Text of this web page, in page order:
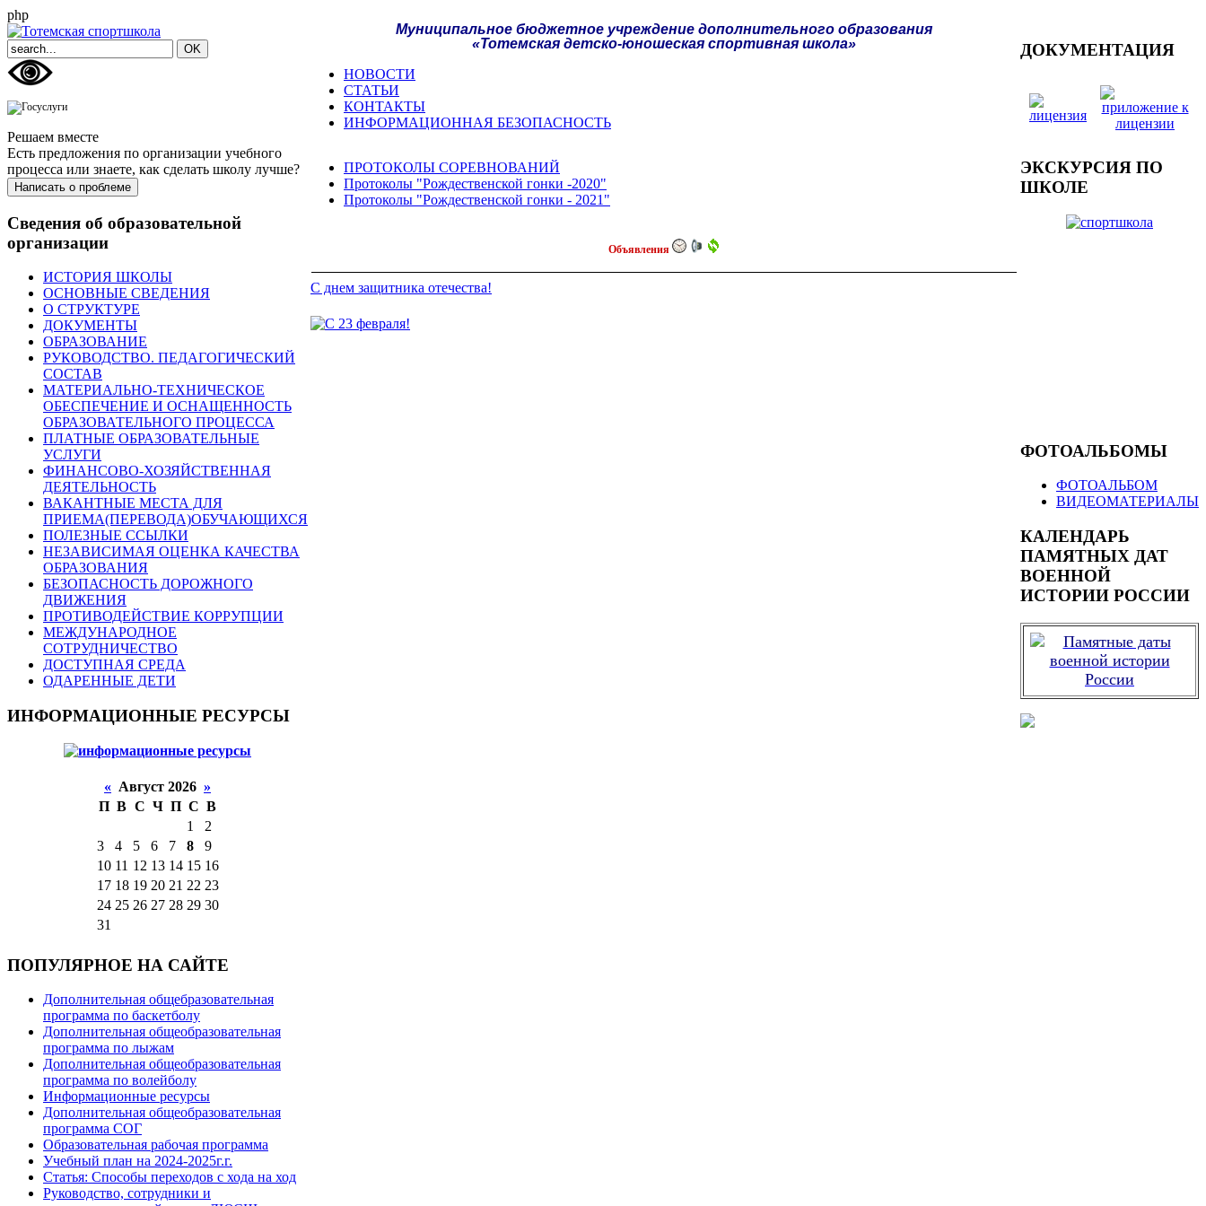
php
Решаем вместе
Есть предложения по организации учебного
процесса или знаете, как сделать школу лучше?
Написать о проблеме
Сведения об образовательной
организации
ИСТОРИЯ ШКОЛЫ
ОСНОВНЫЕ СВЕДЕНИЯ
О СТРУКТУРЕ
ДОКУМЕНТЫ
ОБРАЗОВАНИЕ
РУКОВОДСТВО. ПЕДАГОГИЧЕСКИЙ
СОСТАВ
МАТЕРИАЛЬНО-ТЕХНИЧЕСКОЕ
ОБЕСПЕЧЕНИЕ И ОСНАЩЕННОСТЬ
ОБРАЗОВАТЕЛЬНОГО ПРОЦЕССА
ПЛАТНЫЕ ОБРАЗОВАТЕЛЬНЫЕ
УСЛУГИ
ФИНАНСОВО-ХОЗЯЙСТВЕННАЯ
ДЕЯТЕЛЬНОСТЬ
ВАКАНТНЫЕ МЕСТА ДЛЯ
ПРИЕМА(ПЕРЕВОДА)ОБУЧАЮЩИХСЯ
ПОЛЕЗНЫЕ ССЫЛКИ
НЕЗАВИСИМАЯ ОЦЕНКА КАЧЕСТВА
ОБРАЗОВАНИЯ
БЕЗОПАСНОСТЬ ДОРОЖНОГО
ДВИЖЕНИЯ
ПРОТИВОДЕЙСТВИЕ КОРРУПЦИИ
МЕЖДУНАРОДНОЕ
СОТРУДНИЧЕСТВО
ДОСТУПНАЯ СРЕДА
ОДАРЕННЫЕ ДЕТИ
ИНФОРМАЦИОННЫЕ РЕСУРСЫ
« Август 2026 »
П В С Ч П С В
1
2
3
4 5 6 7 8
9
10 11 12 13 14 15 16
17 18 19 20 21 22 23
24 25 26 27 28 29 30
31
ПОПУЛЯРНОЕ НА САЙТЕ
Дополнительная общебразовательная
программа по баскетболу
Дополнительная общеобразовательная
программа по лыжам
Дополнительная общеобразовательная
программа по волейболу
Информационные ресурсы
Дополнительная общеобразовательная
программа СОГ
Образовательная рабочая программа
Учебный план на 2024-2025г.г.
Статья: Способы переходов с хода на ход
Руководство, сотрудники и
Муниципальное бюджетное учреждение дополнительного образования
«Тотемская детско-юношеская спортивная школа»
НОВОСТИ
СТАТЬИ
КОНТАКТЫ
ИНФОРМАЦИОННАЯ БЕЗОПАСНОСТЬ
ПРОТОКОЛЫ СОРЕВНОВАНИЙ
Протоколы "Рождественской гонки -2020"
Протоколы "Рождественской гонки - 2021"
Объявления
С днем защитника отечества!
ДОКУМЕНТАЦИЯ
ЭКСКУРСИЯ ПО
ШКОЛЕ
ФОТОАЛЬБОМЫ
ФОТОАЛЬБОМ
ВИДЕОМАТЕРИАЛЫ
КАЛЕНДАРЬ
ПАМЯТНЫХ ДАТ
ВОЕННОЙ
ИСТОРИИ РОССИИ